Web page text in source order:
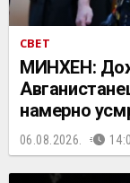
СВЕТ
МИНХЕН:
намерно
06.08.2026.